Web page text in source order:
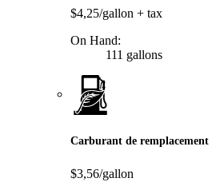
$4,25/gallon + tax
On Hand:
111 gallons
Carburant de remplacement
$3,56/gallon